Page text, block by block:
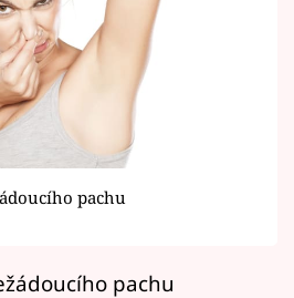
Vary
pachu
pachu